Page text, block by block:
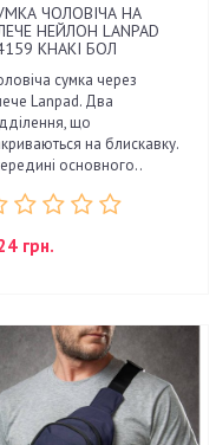
ЧОЛОВІЧА НА
НЕЙЛОН LANPAD
KHAKI БОЛ
сумка через
Lanpad. Два
що
на блискавку.
основного..
грн.